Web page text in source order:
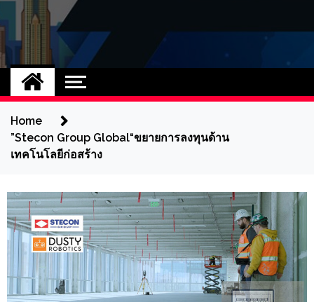
UCD
NEW
Home
”Stecon Group Global“ขยายการลงทุนด้าน
เทคโนโลยีก่อสร้าง